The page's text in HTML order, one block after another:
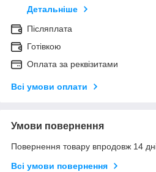
Детальніше
Післяплата
Готівкою
Оплата за реквізитами
Всі умови оплати
Умови повернення
Повернення товару впродовж 14
Всі умови повернення